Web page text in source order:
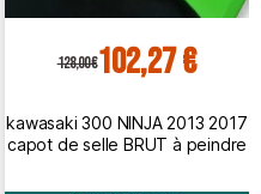
128,00 €102,27 €
kawasaki 300 NINJA 2013 2017
capot de selle BRUT à peindre